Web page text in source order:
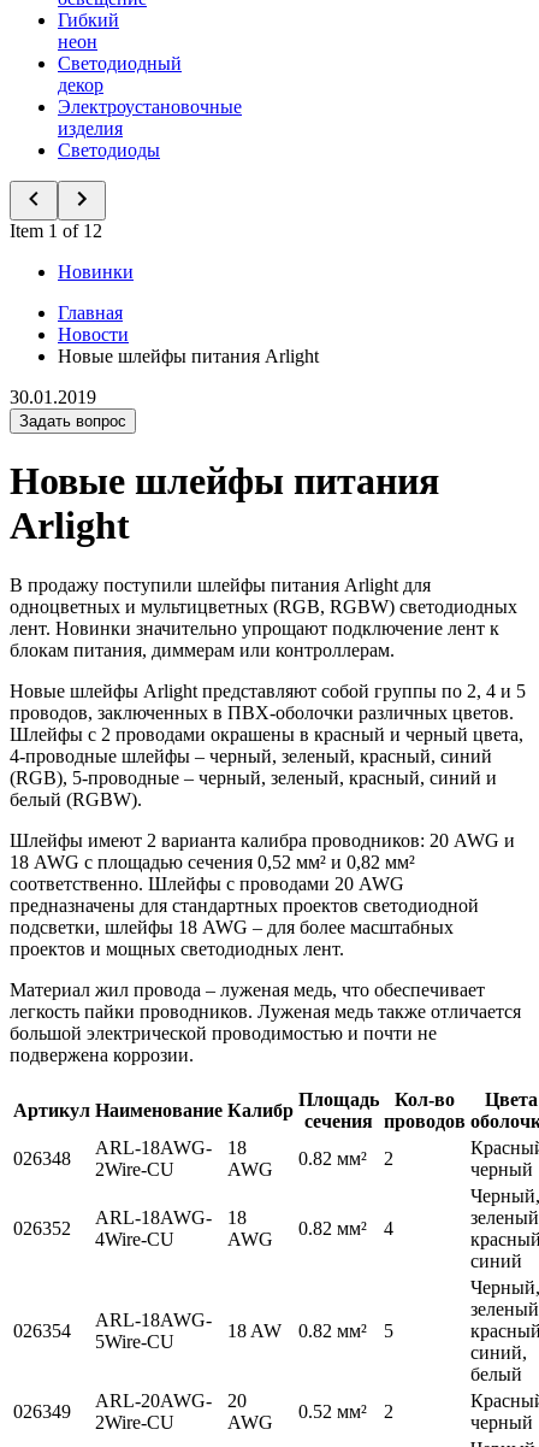
Гибкий
неон
Светодиодный
декор
Электроустановочные
изделия
Светодиоды
Item 1 of 12
Новинки
Главная
Новости
Новые шлейфы питания Arlight
30.01.2019
Задать вопрос
Новые шлейфы питания
Arlight
В продажу поступили шлейфы питания Arlight для
одноцветных и мультицветных (RGB, RGBW) светодиодных
лент. Новинки значительно упрощают подключение лент к
блокам питания, диммерам или контроллерам.
Новые шлейфы Arlight представляют собой группы по 2, 4 и 5
проводов, заключенных в ПВХ-оболочки различных цветов.
Шлейфы с 2 проводами окрашены в красный и черный цвета,
4-проводные шлейфы – черный, зеленый, красный, синий
(RGB), 5-проводные – черный, зеленый, красный, синий и
белый (RGBW).
Шлейфы имеют 2 варианта калибра проводников: 20 AWG и
18 AWG с площадью сечения 0,52 мм² и 0,82 мм²
соответственно. Шлейфы с проводами 20 AWG
предназначены для стандартных проектов светодиодной
подсветки, шлейфы 18 AWG – для более масштабных
проектов и мощных светодиодных лент.
Материал жил провода – луженая медь, что обеспечивает
легкость пайки проводников. Луженая медь также отличается
большой электрической проводимостью и почти не
подвержена коррозии.
Артикул Наименование Калибр
Площадь
сечения
Кол-во
проводов
Цвета
026348
ARL-18AWG-
2Wire-CU
18
AWG
0.82 мм² 2
черный
026352
ARL-18AWG-
4Wire-CU
18
AWG
0.82 мм² 4
Черный,
синий
026354
ARL-18AWG-
5Wire-CU
18 AW 0.82 мм² 5
Черный,
синий,
белый
026349
ARL-20AWG-
2Wire-CU
20
AWG
0.52 мм² 2
черный